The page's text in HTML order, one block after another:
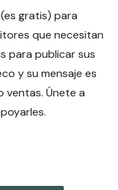
gratis) para
que necesitan
para publicar sus
y su mensaje es
ventas. Únete a